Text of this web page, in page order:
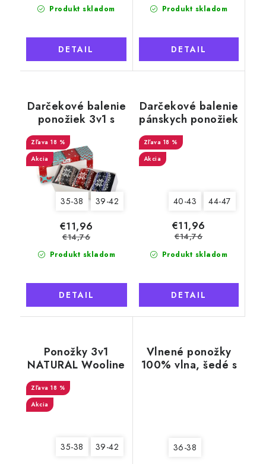
Produkt skladom
DETAIL
Produkt skladom
DETAIL
Darčekové balenie
ponožiek 3v1 s
nórskymi motívmi
pre dámy, Wooline
Natur
18 %
Akcia
35-38 39-42
Produkt skladom
€11,96
€14,76
DETAIL
Darčekové balenie
pánskych ponožiek
3v1 NATURAL
Wooline Wool 2
18 %
Akcia
40-43 44-47
Produkt skladom
€11,96
€14,76
DETAIL
Ponožky 3v1
NATURAL Wooline
Wool 9, dámske
18 %
Akcia
35-38 39-42
Vlnené ponožky
100% vlna, šedé s
36-38